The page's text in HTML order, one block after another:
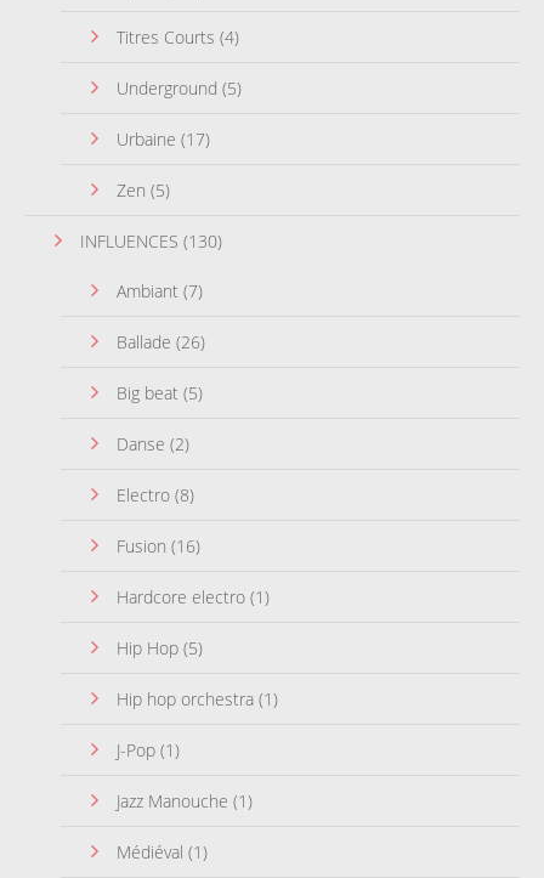
Titres Courts (4)
Underground (5)
Urbaine (17)
Zen (5)
INFLUENCES (130)
Ambiant (7)
Ballade (26)
Big beat (5)
Danse (2)
Electro (8)
Fusion (16)
Hardcore electro (1)
Hip Hop (5)
Hip hop orchestra (1)
J-Pop (1)
Jazz Manouche (1)
Médiéval (1)